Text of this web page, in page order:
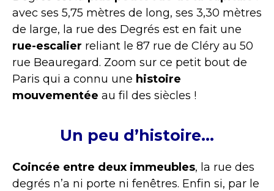
avec ses 5,75 mètres de long, ses 3,30 mètres
de large, la rue des Degrés est en fait une
rue-escalier reliant le 87 rue de Cléry au 50
rue Beauregard. Zoom sur ce petit bout de
Paris qui a connu une histoire
mouvementée au fil des siècles !
Un peu d’histoire…
Coincée entre deux immeubles, la rue des
degrés n’a ni porte ni fenêtres. Enfin si, par le